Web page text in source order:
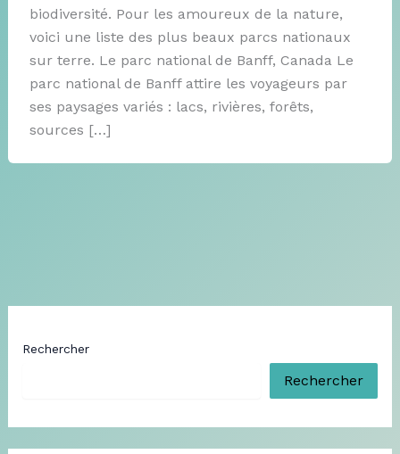
biodiversité. Pour les amoureux de la nature,
voici une liste des plus beaux parcs nationaux
sur terre. Le parc national de Banff, Canada Le
parc national de Banff attire les voyageurs par
ses paysages variés : lacs, rivières, forêts,
sources […]
Rechercher
Rechercher